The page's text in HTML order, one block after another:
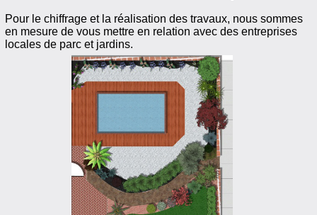
Pour le chiffrage et la réalisation des travaux, nous sommes
en mesure de vous mettre en relation avec des entreprises
locales de parc et jardins.